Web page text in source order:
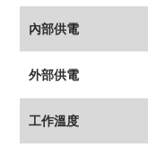
內部供電
外部供電
工作溫度